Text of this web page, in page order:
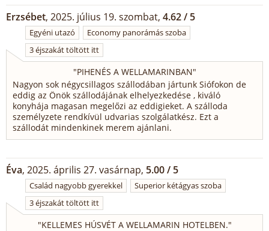
Erzsébet, 2025. július 19. szombat, 4.62 / 5
Egyéni utazó
Economy panorámás szoba
3 éjszakát töltött itt
"PIHENÉS A WELLAMARINBAN"
Nagyon sok négycsillagos szállodában jártunk Siófokon de
eddig az Önök szállodájának elhelyezkedése , kiváló
konyhája magasan megelőzi az eddigieket. A szálloda
személyzete rendkívül udvarias szolgálatkész. Ezt a
szállodát mindenkinek merem ajánlani.
Éva, 2025. április 27. vasárnap, 5.00 / 5
Család nagyobb gyerekkel
Superior kétágyas szoba
3 éjszakát töltött itt
"KELLEMES HÚSVÉT A WELLAMARIN HOTELBEN."